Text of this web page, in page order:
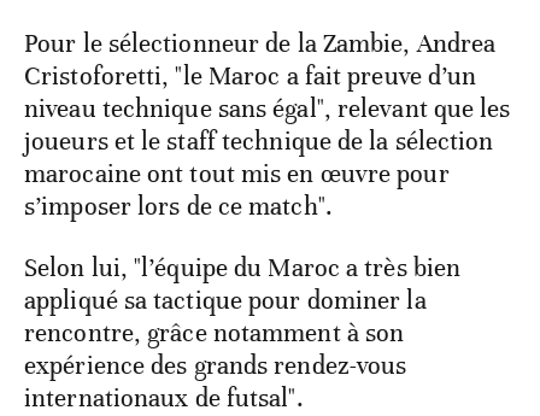
Pour le sélectionneur de la Zambie, Andrea
Cristoforetti, "le Maroc a fait preuve d’un
niveau technique sans égal", relevant que les
joueurs et le staff technique de la sélection
marocaine ont tout mis en œuvre pour
s’imposer lors de ce match".
Selon lui, "l’équipe du Maroc a très bien
appliqué sa tactique pour dominer la
rencontre, grâce notamment à son
expérience des grands rendez-vous
internationaux de futsal".